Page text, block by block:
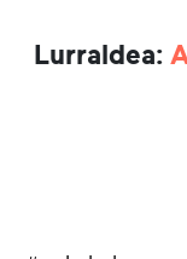
Lurraldea: